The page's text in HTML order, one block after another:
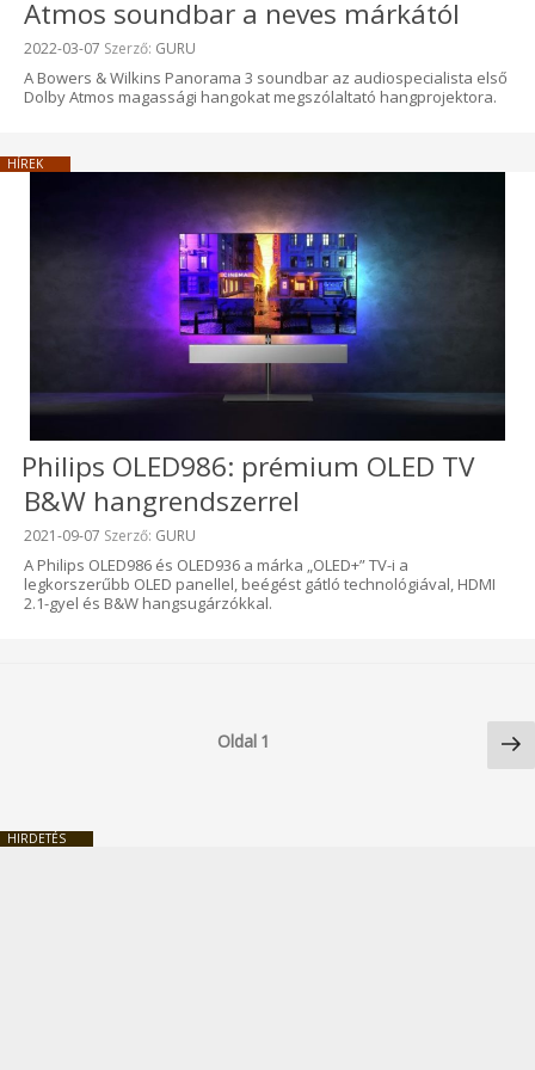
Atmos soundbar a neves márkától
Beküldve:
2022-03-07 Szerző: GURU
A Bowers & Wilkins Panorama 3 soundbar az audiospecialista első
Dolby Atmos magassági hangokat megszólaltató hangprojektora.
HÍREK
Philips OLED986: prémium OLED TV
B&W hangrendszerrel
Beküldve:
2021-09-07 Szerző: GURU
A Philips OLED986 és OLED936 a márka „OLED+” TV-i a
legkorszerűbb OLED panellel, beégést gátló technológiával, HDMI
2.1-gyel és B&W hangsugárzókkal.
Oldal 1
HIRDETÉS